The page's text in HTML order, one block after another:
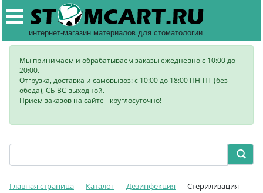
интернет-магазин материалов для стоматологии
Мы принимаем и обрабатываем заказы ежедневно с 10:00 до
20:00.
Отгрузка, доставка и самовывоз: с 10:00 до 18:00 ПН-ПТ (без
обеда), СБ-ВС выходной.
Прием заказов на сайте - круглосуточно!
Главная страница Каталог Дезинфекция Стерилизация